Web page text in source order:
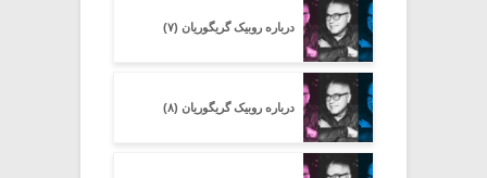
درباره روبیک گریگوریان (۷)
درباره روبیک گریگوریان (۸)